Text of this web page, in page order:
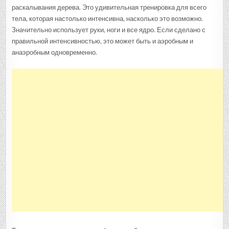
раскалывания дерева. Это удивительная тренировка для всего
тела, которая настолько интенсивна, насколько это возможно.
Значительно использует руки, ноги и все ядро. Если сделано с
правильной интенсивностью, это может быть и аэробным и
анаэробным одновременно.